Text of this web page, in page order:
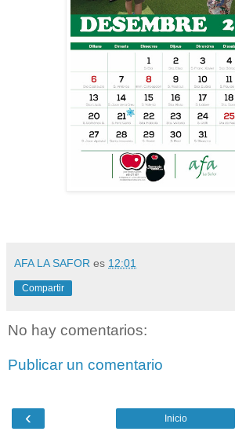
AFA LA SAFOR es 12:01
Compartir
No hay comentarios:
Publicar un comentario
‹ Inicio